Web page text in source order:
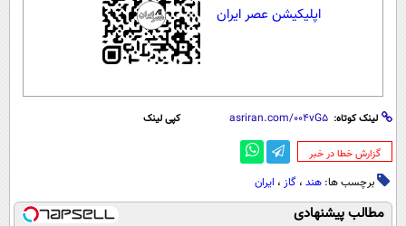
اپلیکیشن عصر ایران
لینک کوتاه: کپی لینک
‌گزارش خطا در خبر
برچسب ها: هند ، گاز ، ایران
مطالب پیشنهادی